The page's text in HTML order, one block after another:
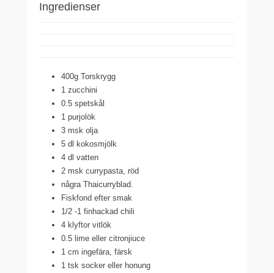
Ingredienser
400g Torskrygg
1 zucchini
0.5 spetskål
1 purjolök
3 msk olja
5 dl kokosmjölk
4 dl vatten
2 msk currypasta, röd
några Thaicurryblad.
Fiskfond efter smak
1/2 -1 finhackad chili
4 klyftor vitlök
0.5 lime eller citronjiuce
1 cm ingefära, färsk
1 tsk socker eller honung